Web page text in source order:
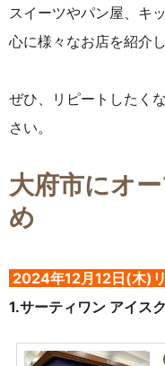
スイーツやパン屋、キ
心に様々なお店を紹介し
ぜひ、リピートしたく
さい。
大府市にオ
め
2024年12月12日(木)
1.サーティワン アイス